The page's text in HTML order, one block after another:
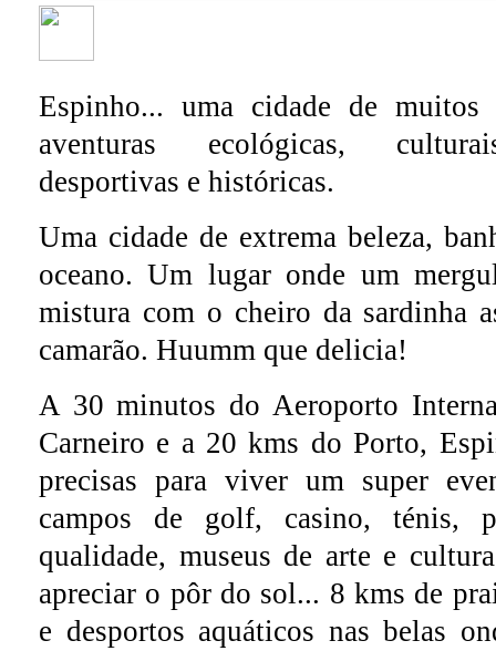
Espinho... uma cidade de muitos
aventuras ecológicas,
desportivas e históricas.
Uma cidade de extrema beleza,
oceano. Um lugar onde um
mistura com o cheiro da sardinha
camarão. Huumm que delicia!
A 30 minutos do Aeroporto
Carneiro e a 20 kms do Porto,
precisas para viver um super
campos de golf, casino, ténis,
qualidade, museus de arte e
apreciar o pôr do sol... 8 kms de
e desportos aquáticos nas belas